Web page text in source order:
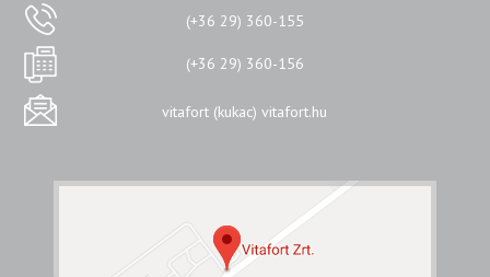
(+36 29) 360-155
(+36 29) 360-156
vitafort (kukac) vitafort.hu